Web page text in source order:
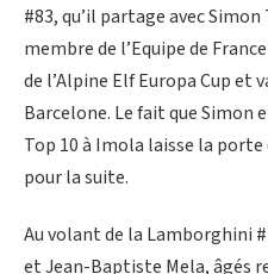
#83, qu’il partage avec
membre de l’Equipe de
de l’Alpine Elf Europa Cup et
Barcelone. Le fait que Simon
Top 10 à Imola laisse la
pour la suite.
Au volant de la Lamborghini
et Jean-Baptiste Mela, âgés